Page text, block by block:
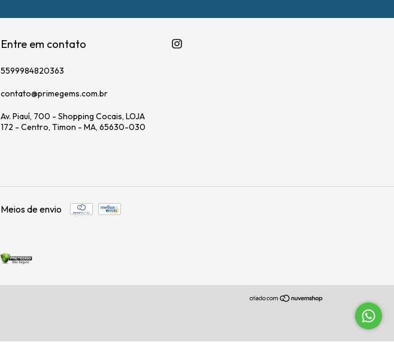
Entre em contato
5599984820363
contato@primegems.com.br
Av. Piauí, 700 - Shopping Cocais, LOJA
172 - Centro, Timon - MA, 65630-030
Meios de envio